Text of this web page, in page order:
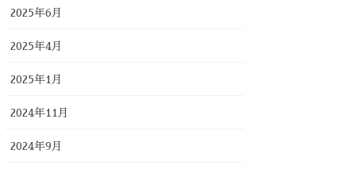
2025年6月
2025年4月
2025年1月
2024年11月
2024年9月